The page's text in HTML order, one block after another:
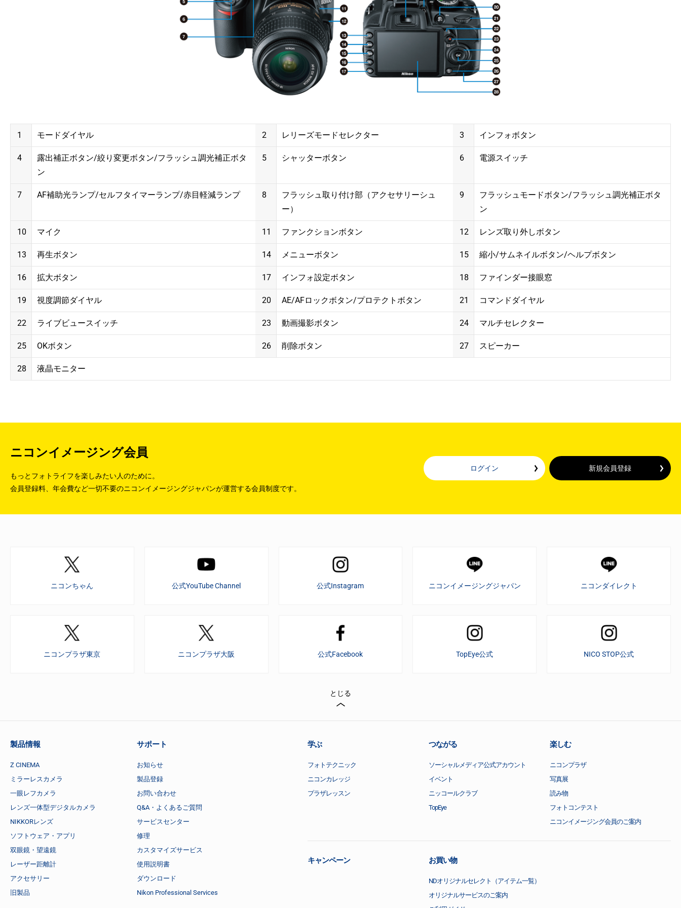
1 モードダイヤル 2 レリーズモードセレクター 3 インフォボタン
4
露出補正ボタン/絞り変更ボタン/フラッシュ調光補正ボタ
ン
5 シャッターボタン 6 電源スイッチ
7 AF補助光ランプ/セルフタイマーランプ/赤目軽減ランプ 8
フラッシュ取り付け部（アクセサリーシュ
ー）
9
フラッシュモードボタン/フラッシュ調光補正ボタ
ン
10 マイク 11 ファンクションボタン 12 レンズ取り外しボタン
13 再生ボタン 14 メニューボタン 15 縮小/サムネイルボタン/ヘルプボタン
16 拡大ボタン 17 インフォ設定ボタン 18 ファインダー接眼窓
19 視度調節ダイヤル 20 AE/AFロックボタン/プロテクトボタン 21 コマンドダイヤル
22 ライブビュースイッチ 23 動画撮影ボタン 24 マルチセレクター
25 OKボタン 26 削除ボタン 27 スピーカー
28 液晶モニター
ニコンイメージング会員
もっとフォトライフを楽しみたい人のために。
会員登録料、年会費など一切不要のニコンイメージングジャパンが運営する会員制度です。
ログイン 新規会員登録
ニコンちゃん 公式YouTube Channel 公式Instagram ニコンイメージングジャパン ニコンダイレクト
ニコンプラザ東京 ニコンプラザ大阪 公式Facebook TopEye公式 NICO STOP公式
とじる
製品情報
Z CINEMA
ミラーレスカメラ
一眼レフカメラ
レンズ一体型デジタルカメラ
NIKKORレンズ
ソフトウェア・アプリ
双眼鏡・望遠鏡
レーザー距離計
アクセサリー
旧製品
サポート
お知らせ
製品登録
お問い合わせ
Q&A・よくあるご質問
サービスセンター
修理
カスタマイズサービス
使用説明書
ダウンロード
Nikon Professional Services
学ぶ
フォトテクニック
ニコンカレッジ
プラザレッスン
つながる
ソーシャルメディア公式アカウント
イベント
ニッコールクラブ
TopEye
楽しむ
ニコンプラザ
写真展
読み物
フォトコンテスト
ニコンイメージング会員のご案内
キャンペーン お買い物
NDオリジナルセレクト（アイテム一覧）
オリジナルサービスのご案内